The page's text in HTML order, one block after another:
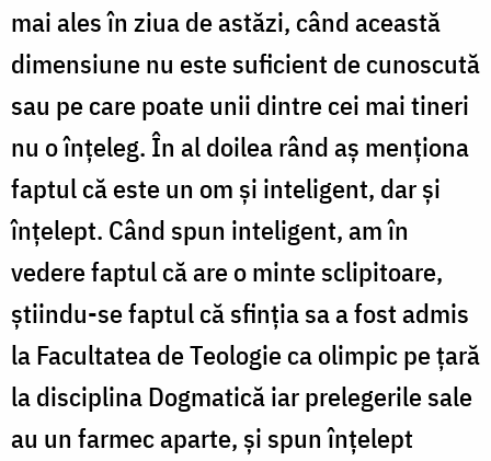
mai ales în ziua de astăzi, când această
dimensiune nu este suficient de cunoscută
sau pe care poate unii dintre cei mai tineri
nu o înțeleg. În al doilea rând aș menționa
faptul că este un om și inteligent, dar și
înțelept. Când spun inteligent, am în
vedere faptul că are o minte sclipitoare,
știindu-se faptul că sfinția sa a fost admis
la Facultatea de Teologie ca olimpic pe țară
la disciplina Dogmatică iar prelegerile sale
au un farmec aparte, și spun înțelept